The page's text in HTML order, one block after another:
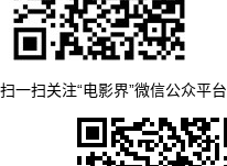
扫一扫关注“电影界”微信公众平台